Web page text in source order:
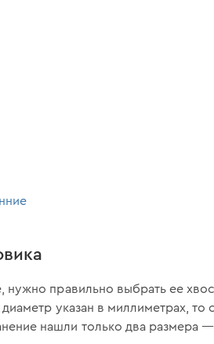
правильно выбрать ее
указан в миллиметрах,
нашли только два размера